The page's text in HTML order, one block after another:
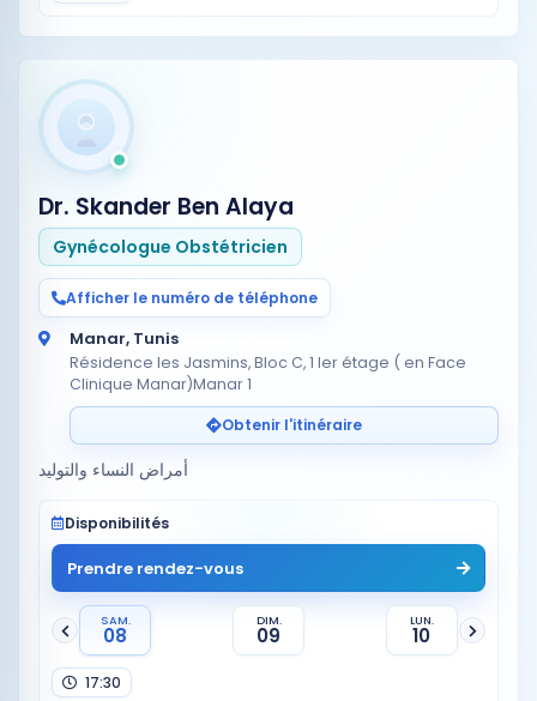
Dr. Skander Ben Alaya
Gynécologue Obstétricien
Afficher le numéro de téléphone
Manar, Tunis
Résidence les Jasmins, Bloc C, 1 Ier étage ( en Face
Clinique Manar)Manar 1
Obtenir l'itinéraire
أمراض النساء والتوليد
Disponibilités
Prendre rendez-vous
SAM.
08
DIM.
09
LUN.
10
17:30